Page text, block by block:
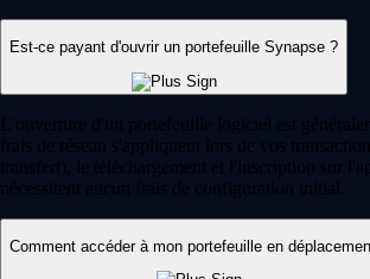
Est-ce payant d'ouvrir un portefeuille Synapse ?
L'ouverture d'un portefeuille logiciel est
frais de réseau s'appliquent lors de vos
transfert), le téléchargement et l'inscription sur
nécessitent aucun frais de configuration initial.
Comment accéder à mon portefeuille en